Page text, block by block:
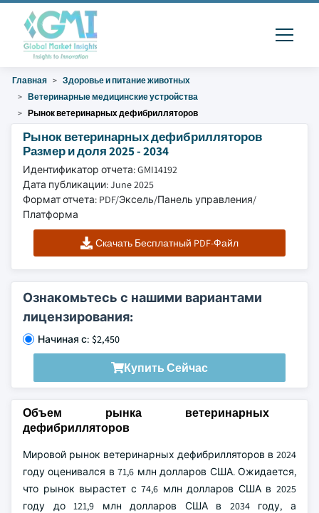
Главная
Здоровье и питание животных
Ветеринарные медицинские устройства
Рынок ветеринарных дефибрилляторов
Рынок ветеринарных дефибрилляторов
Размер и доля 2025 - 2034
Идентификатор отчета: GMI14192
Дата публикации: June 2025
Формат отчета: PDF/Эксель/Панель управления/
Платформа
Скачать Бесплатный PDF-Файл
Ознакомьтесь с нашими вариантами
лицензирования:
Начиная с: $2,450
Купить Сейчас
Объем рынка ветеринарных
дефибрилляторов
Мировой рынок ветеринарных дефибрилляторов в 2024
году оценивался в 71,6 млн долларов США. Ожидается,
что рынок вырастет с 74,6 млн долларов США в 2025
году до 121,9 млн долларов США в 2034 году, а